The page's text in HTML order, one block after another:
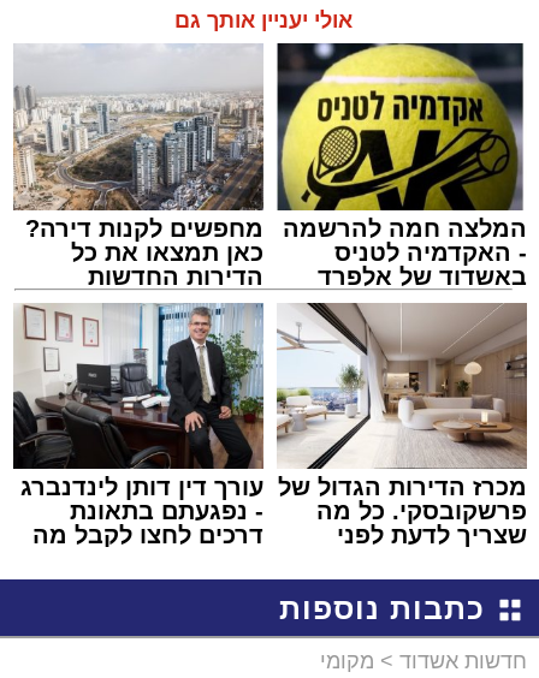
אולי יעניין אותך גם
המלצה חמה להרשמה
- האקדמיה לטניס
באשדוד של אלפרד
קריאולנסקי - לילדים
מחפשים לקנות דירה?
כאן תמצאו את כל
הדירות החדשות
למכירה באשדוד >>>
מכרז הדירות הגדול של
פרשקובסקי. כל מה
שצריך לדעת לפני
באשדוד
עורך דין דותן לינדנברג
- נפגעתם בתאונת
דרכים לחצו לקבל מה
כתבות נוספות
חדשות אשדוד > מקומי